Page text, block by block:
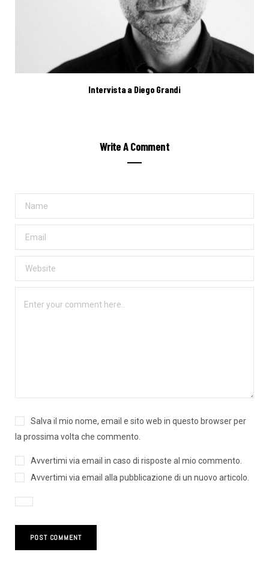
Intervista a Diego Grandi
Write A Comment
Salva il mio nome, email e sito web in questo browser per
la prossima volta che commento.
Avvertimi via email in caso di risposte al mio commento.
Avvertimi via email alla pubblicazione di un nuovo articolo.